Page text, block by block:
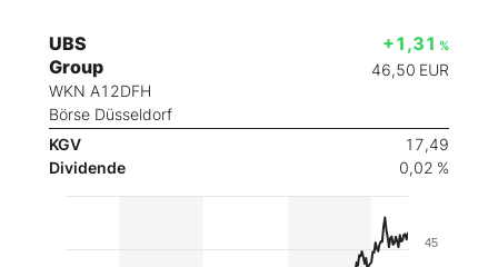
UBS
Group
WKN A12DFH
Börse Düsseldorf
+1,31 %
46,50 EUR
KGV
17,49
Dividende
0,02 %
45